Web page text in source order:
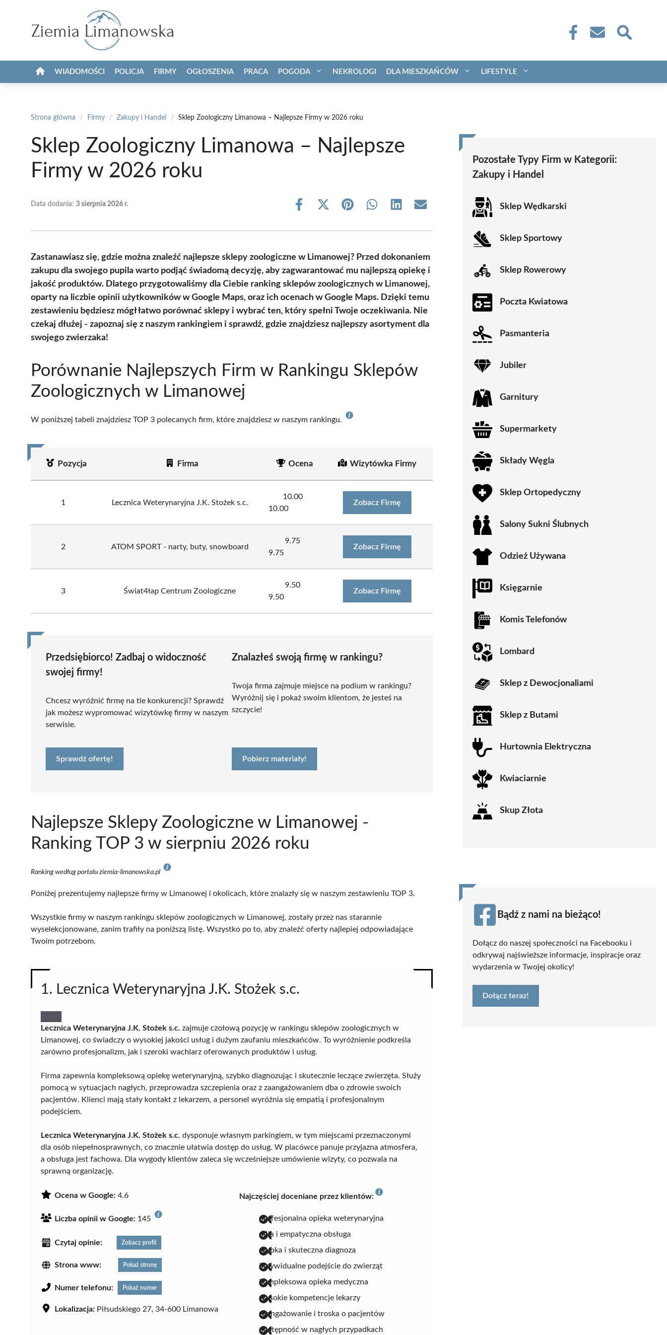
WIADOMOŚCI POLICJA FIRMY OGŁOSZENIA PRACA POGODA NEKROLOGI DLA MIESZKAŃCÓW LIFESTYLE
Strona główna / Firmy / Zakupy i Handel / Sklep Zoologiczny Limanowa – Najlepsze Firmy w 2026 roku
Sklep Zoologiczny Limanowa – Najlepsze
Firmy w 2026 roku
Data dodania: 3 sierpnia 2026 r.
Share
Share
(Twitter)
Share Share Share Share
Zastanawiasz się, gdzie można znaleźć najlepsze sklepy zoologiczne w Limanowej? Przed dokonaniem
zakupu dla swojego pupila warto podjąć świadomą decyzję, aby zagwarantować mu najlepszą opiekę i
jakość produktów. Dlatego przygotowaliśmy dla Ciebie ranking sklepów zoologicznych w Limanowej,
oparty na liczbie opinii użytkowników w Google Maps, oraz ich ocenach w Google Maps. Dzięki temu
zestawieniu będziesz mógł łatwo porównać sklepy i wybrać ten, który spełni Twoje oczekiwania. Nie
czekaj dłużej - zapoznaj się z naszym rankingiem i sprawdź, gdzie znajdziesz najlepszy asortyment dla
swojego zwierzaka!
Porównanie Najlepszych Firm w Rankingu Sklepów
Zoologicznych w Limanowej
W poniższej tabeli znajdziesz TOP 3 polecanych firm, które znajdziesz w naszym rankingu.
Pozycja Firma Ocena Wizytówka Firmy
1 Lecznica Weterynaryjna J.K. Stożek s.c.
10.00
10.00
Zobacz Firmę
2 ATOM SPORT - narty, buty, snowboard
9.75
9.75
Zobacz Firmę
3 Świat4łap Centrum Zoologiczne
9.50
9.50
Zobacz Firmę
Przedsiębiorco! Zadbaj o widoczność
swojej firmy!
Chcesz wyróżnić firmę na tle konkurencji? Sprawdź
jak możesz wypromować wizytówkę firmy w naszym
serwisie.
Sprawdź ofertę!
Znalazłeś swoją firmę w rankingu?
Twoja firma zajmuje miejsce na podium w rankingu?
Wyróżnij się i pokaż swoim klientom, że jesteś na
szczycie!
Pobierz materiały!
Najlepsze Sklepy Zoologiczne w Limanowej -
Ranking TOP 3 w sierpniu 2026 roku
Ranking według portalu ziemia-limanowska.pl
Poniżej prezentujemy najlepsze firmy w Limanowej i okolicach, które znalazły się w naszym zestawieniu TOP 3.
Wszystkie firmy w naszym rankingu sklepów zoologicznych w Limanowej, zostały przez nas starannie
wyselekcjonowane, zanim trafiły na poniższą listę. Wszystko po to, aby znaleźć oferty najlepiej odpowiadające
Twoim potrzebom.
1. Lecznica Weterynaryjna J.K. Stożek s.c.
Lecznica Weterynaryjna J.K. Stożek s.c. zajmuje czołową pozycję w rankingu sklepów zoologicznych w
Limanowej, co świadczy o wysokiej jakości usług i dużym zaufaniu mieszkańców. To wyróżnienie podkreśla
zarówno profesjonalizm, jak i szeroki wachlarz oferowanych produktów i usług.
Firma zapewnia kompleksową opiekę weterynaryjną, szybko diagnozując i skutecznie leczące zwierzęta. Służy
pomocą w sytuacjach nagłych, przeprowadza szczepienia oraz z zaangażowaniem dba o zdrowie swoich
pacjentów. Klienci mają stały kontakt z lekarzem, a personel wyróżnia się empatią i profesjonalnym
podejściem.
Lecznica Weterynaryjna J.K. Stożek s.c. dysponuje własnym parkingiem, w tym miejscami przeznaczonymi
dla osób niepełnosprawnych, co znacznie ułatwia dostęp do usług. W placówce panuje przyjazna atmosfera,
a obsługa jest fachowa. Dla wygody klientów zaleca się wcześniejsze umówienie wizyty, co pozwala na
sprawną organizację.
Ocena w Google: 4.6
Liczba opinii w Google: 145
Czytaj opinie: Zobacz profil
Strona www: Pokaż stronę
Numer telefonu: Pokaż numer
Lokalizacja: Piłsudskiego 27, 34-600 Limanowa
Najczęściej doceniane przez klientów:
profesjonalna opieka weterynaryjna
miła i empatyczna obsługa
szybka i skuteczna diagnoza
indywidualne podejście do zwierząt
kompleksowa opieka medyczna
wysokie kompetencje lekarzy
zaangażowanie i troska o pacjentów
dostępność w nagłych przypadkach
Pozostałe Typy Firm w Kategorii:
Zakupy i Handel
Sklep Wędkarski
Sklep Sportowy
Sklep Rowerowy
Poczta Kwiatowa
Pasmanteria
Jubiler
Garnitury
Supermarkety
Składy Węgla
Sklep Ortopedyczny
Salony Sukni Ślubnych
Odzież Używana
Księgarnie
Komis Telefonów
Lombard
Sklep z Dewocjonaliami
Sklep z Butami
Hurtownia Elektryczna
Kwiaciarnie
Skup Złota
Bądź z nami na bieżąco!
Dołącz do naszej społeczności na Facebooku i
odkrywaj najświeższe informacje, inspiracje oraz
wydarzenia w Twojej okolicy!
Dołącz teraz!